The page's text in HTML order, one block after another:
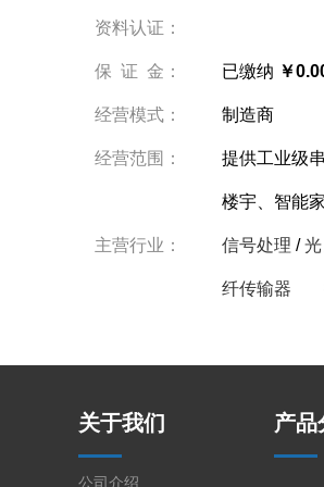
资料认证：
保 证 金： 已缴纳 ￥
经营模式： 制造商
经营范围： 提供工业级
楼宇、智能
主营行业： 信号处理 /光
纤传输器
关于我们
公司介绍
产品